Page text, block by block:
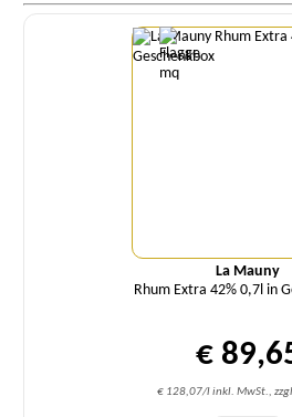
La Mauny
Rhum Extra 42% 0,7l in
€
€ 128,07/l inkl. MwSt.,
Menge